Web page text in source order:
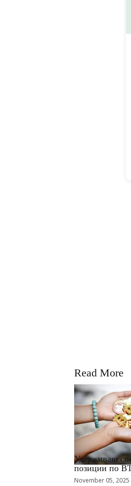
Read More
RRCNEWS_RU
Удерживаю
позиции по
November 05, 2025